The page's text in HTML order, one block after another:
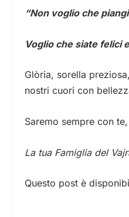
“Non voglio che
Voglio che siate felici
Glòria, sorella
nostri cuori con
Saremo sempre con te,
La tua Famiglia del
Questo post è